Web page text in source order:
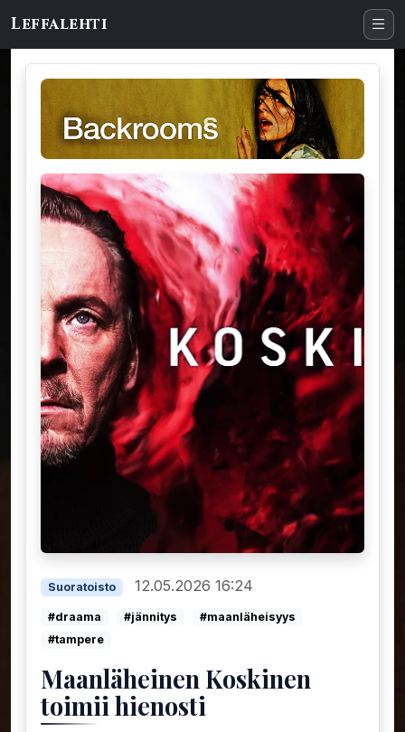
Leffalehti
Suoratoisto 12.05.2026 16:24
#draama #jännitys
#maanläheisyys
#tampere
Maanläheinen Koskinen
toimii hienosti